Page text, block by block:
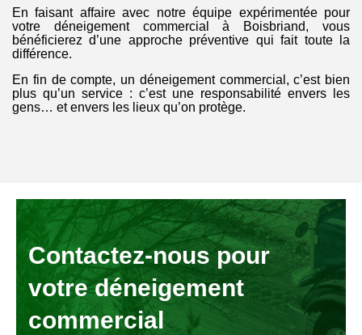
En faisant affaire avec notre équipe expérimentée pour
votre déneigement commercial à Boisbriand, vous
bénéficierez d’une approche préventive qui fait toute la
différence.
En fin de compte, un déneigement commercial, c’est bien
plus qu’un service : c’est une responsabilité envers les
gens… et envers les lieux qu’on protège.
Contactez-nous pour
votre déneigement
commercial